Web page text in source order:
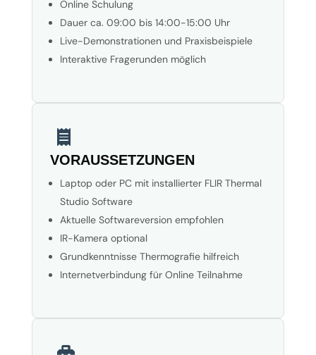
Online Schulung
Dauer ca. 09:00 bis 14:00-15:00 Uhr
Live-Demonstrationen und Praxisbeispiele
Interaktive Fragerunden möglich

VORAUSSETZUNGEN
Laptop oder PC mit installierter FLIR Thermal
Studio Software
Aktuelle Softwareversion empfohlen
IR-Kamera optional
Grundkenntnisse Thermografie hilfreich
Internetverbindung für Online Teilnahme